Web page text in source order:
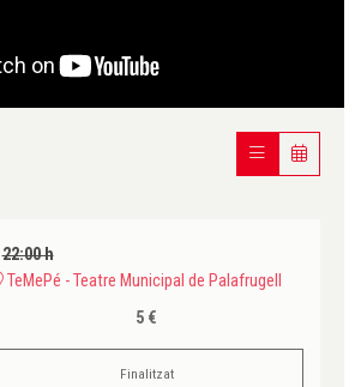
22:00 h
TeMePé - Teatre Municipal de Palafrugell
5 €
Finalitzat